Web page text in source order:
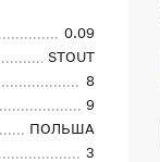
0.09
STOUT
8
9
ПОЛЬША
3